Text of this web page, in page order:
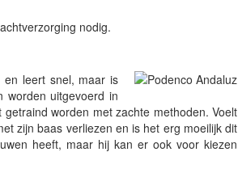
nodig.
en leert snel, maar is
worden uitgevoerd in
worden met zachte methoden. Voelt
zijn baas verliezen en is het erg moeilijk dit
heeft, maar hij kan er ook voor kiezen